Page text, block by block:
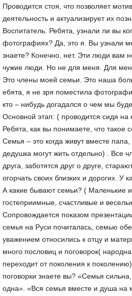
Проводится стоя, что позволяет
деятельность и актуализирует их
Воспитатель: Ребята, узнали ли вы
фотографиях? Да, это я. Вы узнали
знаете? Конечно, нет. Эти люди вам
чужие люди. Но не для меня. Для
Это члены моей семьи. Это наша
ебята, я не зря поместила
кто – нибудь догадался о чем мы
Основной этап: ( проводится сидя на
Ребята, как вы понимаете, что такое
Семья – это когда живут вместе
дедушка могут жить отдельно) . Все
друга, заботятся друг о друге,
огорчать своих близких и дорогих. У
А какие бывают семьи? ( Маленькие
гостеприимные, счастливые и
Сопровождается показом
семья на Руси почиталась, семью
уважением относились к отцу и
много пословиц и поговорок(
переходит от поколения к
поговорки знаете вы? «Семья
одна». «Вся семья вместе и душа на